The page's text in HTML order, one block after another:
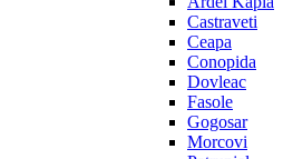
Castraveti
Ceapa
Conopida
Dovleac
Fasole
Gogosar
Morcovi